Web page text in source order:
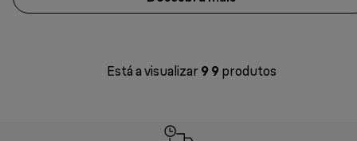
Está a visualizar 9 9 produtos